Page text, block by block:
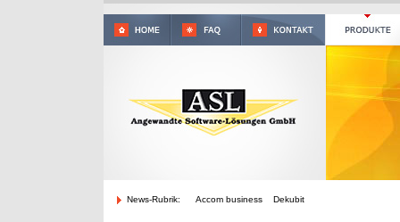
News-Rubrik: Accom business Dekubit